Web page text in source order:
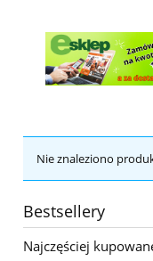
Nie znaleziono
Bestsellery
Najczęściej